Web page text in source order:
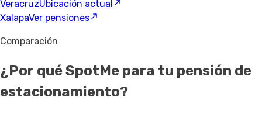
VeracruzUbicación actual
XalapaVer pensiones
Comparación
¿Por qué SpotMe para tu pensión de
estacionamiento?